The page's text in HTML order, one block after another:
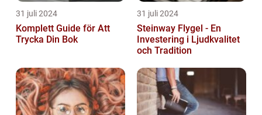
31 juli 2024
Komplett Guide för Att
Trycka Din Bok
31 juli 2024
Steinway Flygel - En
Investering i Ljudkvalitet
och Tradition